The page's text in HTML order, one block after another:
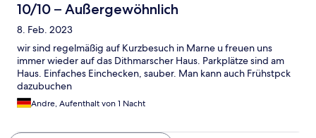
10/10 – Außergewöhnlich
8. Feb. 2023
wir sind regelmäßig auf Kurzbesuch in Marne u freuen uns
immer wieder auf das Dithmarscher Haus. Parkplätze sind am
Haus. Einfaches Einchecken, sauber. Man kann auch Frühstpck
dazubuchen
Andre, Aufenthalt von 1 Nacht